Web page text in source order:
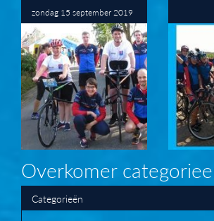
zondag 15 september 2019
Overkomer
Categorieën